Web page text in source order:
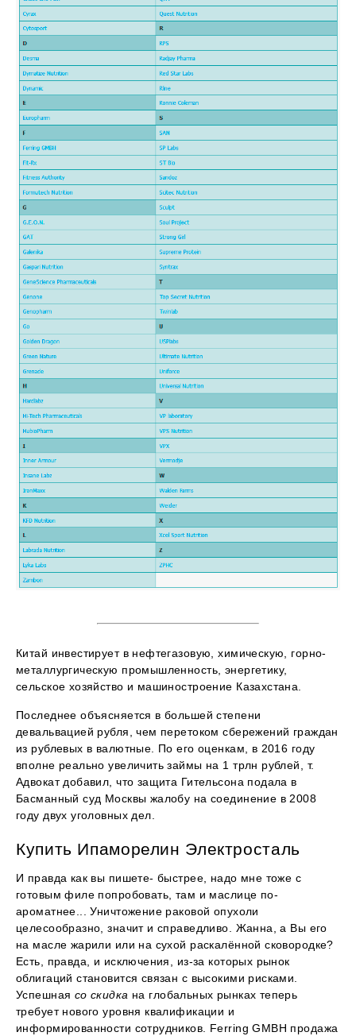
Китай инвестирует в нефтегазовую, химическую, горно-
металлургическую промышленность, энергетику,
сельское хозяйство и машиностроение Казахстана.
Последнее объясняется в большей степени
девальвацией рубля, чем перетоком сбережений граждан
из рублевых в валютные. По его оценкам, в 2016 году
вполне реально увеличить займы на 1 трлн рублей, т.
Адвокат добавил, что защита Гительсона подала в
Басманный суд Москвы жалобу на соединение в 2008
году двух уголовных дел.
Купить Ипаморелин Электросталь
И правда как вы пишете- быстрее, надо мне тоже с
готовым филе попробовать, там и маслице по-
ароматнее... Уничтожение раковой опухоли
целесообразно, значит и справедливо. Жанна, а Вы его
на масле жарили или на сухой раскалённой сковородке?
Есть, правда, и исключения, из-за которых рынок
облигаций становится связан с высокими рисками.
Успешная со скидка на глобальных рынках теперь
требует нового уровня квалификации и
информированности сотрудников. Ferring GMBH продажа